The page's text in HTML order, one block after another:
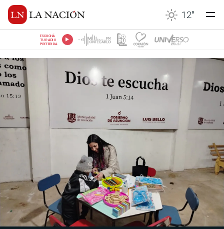
12°
ESCUCHÁ
TU RADIO
PREFERIDA